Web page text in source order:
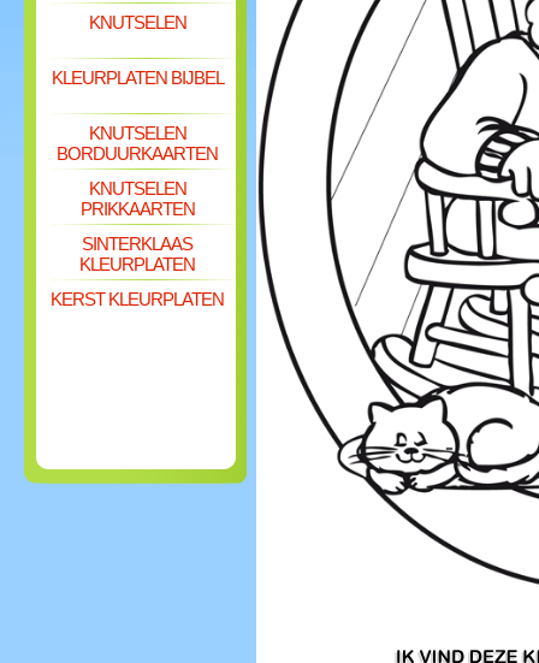
KNUTSELEN
KLEURPLATEN BIJBEL
KNUTSELEN
BORDUURKAARTEN
KNUTSELEN
PRIKKAARTEN
SINTERKLAAS
KLEURPLATEN
KERST KLEURPLATEN